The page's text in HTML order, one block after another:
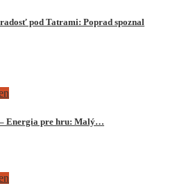
pod Tatrami: Poprad spoznal
– Energia pre hru: Malý…